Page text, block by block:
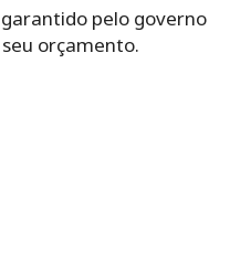
pelo governo
orçamento.